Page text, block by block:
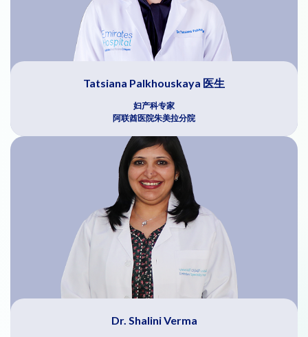
Tatsiana Palkhouskaya 医生
妇产科专家
阿联酋医院朱美拉分院
Dr. Shalini Verma